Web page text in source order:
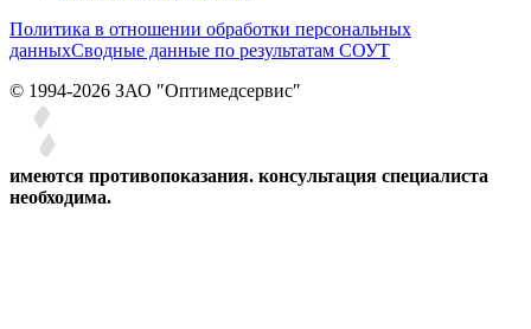
Политика в отношении обработки персональных
данныхСводные данные по результатам СОУТ
© 1994-2026 ЗАО ″Оптимедсервис″
имеются противопоказания. консультация специалиста
необходима.